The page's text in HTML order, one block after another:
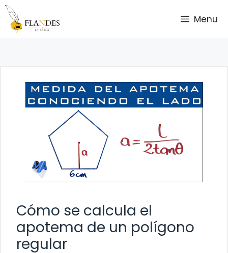
Saltar
contenido
Menu
Cómo se calcula el
apotema de un polígono
regular